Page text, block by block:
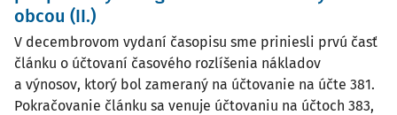
obcou (II.)
V decembrovom vydaní časopisu sme priniesli prvú časť
článku o účtovaní časového rozlíšenia nákladov
a výnosov, ktorý bol zameraný na účtovanie na účte 381.
Pokračovanie článku sa venuje účtovaniu na účtoch 383,